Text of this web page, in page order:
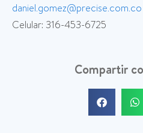
daniel.gomez@precise.com.co
Celular: 316-453-6725
Compartir